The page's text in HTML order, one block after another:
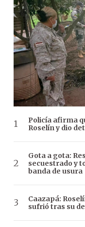
Policía afirma
Roselín y dio
Gota a gota:
secuestrado y
banda de usura
Caazapá:
sufrió tras su